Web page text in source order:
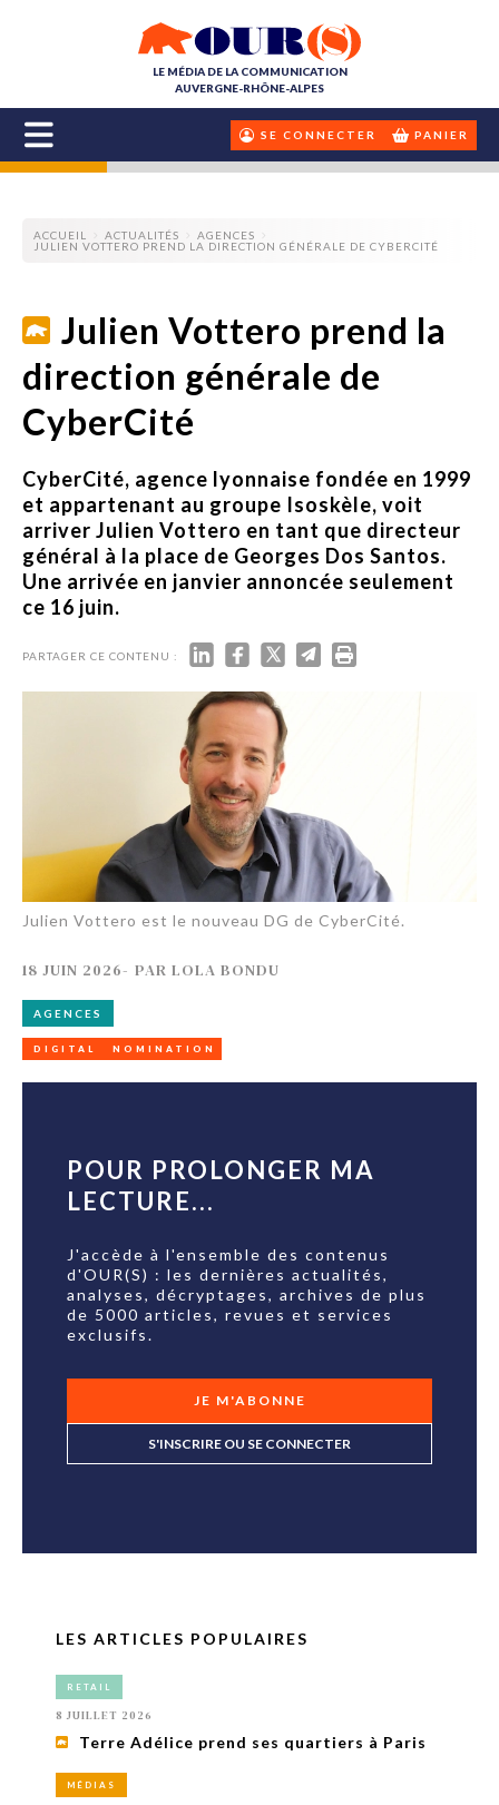
LE MÉDIA DE LA COMMUNICATION
AUVERGNE-RHÔNE-ALPES
SE CONNECTER PANIER
ACCUEIL ACTUALITÉS
AGENCES
JULIEN VOTTERO PREND LA DIRECTION GÉNÉRALE DE CYBERCITÉ
Julien Vottero prend la
direction générale de
CyberCité
CyberCité, agence lyonnaise fondée en 1999
et appartenant au groupe Isoskèle, voit
arriver Julien Vottero en tant que directeur
général à la place de Georges Dos Santos.
Une arrivée en janvier annoncée seulement
ce 16 juin.
PARTAGER CE CONTENU :
Julien Vottero est le nouveau DG de CyberCité.
18 JUIN 2026- PAR LOLA BONDU
AGENCES
DIGITAL NOMINATION
POUR PROLONGER MA
LECTURE...
J'accède à l'ensemble des contenus
d'OUR(S) : les dernières actualités,
analyses, décryptages, archives de plus
de 5000 articles, revues et services
exclusifs.
JE M'ABONNE
S'INSCRIRE OU SE CONNECTER
LES ARTICLES POPULAIRES
RETAIL
8 JUILLET 2026
Terre Adélice prend ses quartiers à Paris
MÉDIAS